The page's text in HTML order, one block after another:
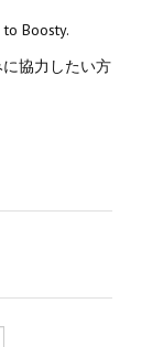
Boosty.
協力したい方